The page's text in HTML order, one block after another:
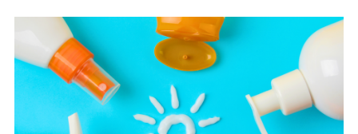
promieniowaniem UV sprawia, że marki ...